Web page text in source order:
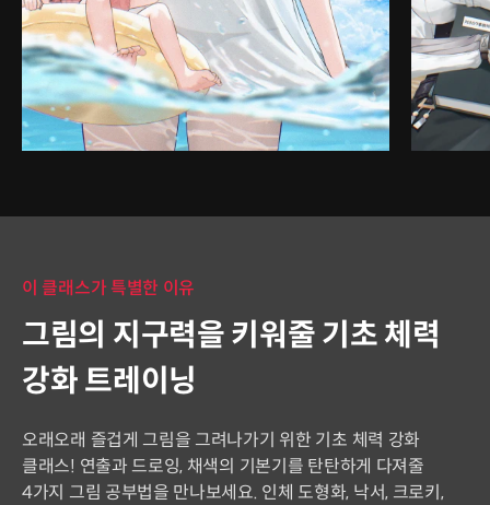
이 클래스가 특별한 이유
그림의 지구력을 키워줄 기초 체력
강화 트레이닝
오래오래 즐겁게 그림을 그려나가기 위한 기초 체력 강화
클래스! 연출과 드로잉, 채색의 기본기를 탄탄하게 다져줄
4가지 그림 공부법을 만나보세요. 인체 도형화, 낙서, 크로키,